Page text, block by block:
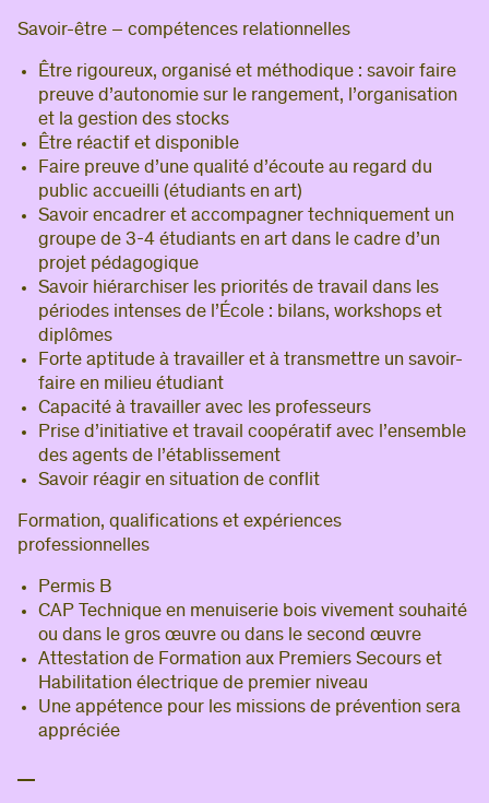
Savoir-être – compétences relationnelles
Être rigoureux, organisé et méthodique : savoir faire
preuve d’autonomie sur le rangement, l’organisation
et la gestion des stocks
Être réactif et disponible
Faire preuve d’une qualité d’écoute au regard du
public accueilli (étudiants en art)
Savoir encadrer et accompagner techniquement un
groupe de 3-4 étudiants en art dans le cadre d’un
projet pédagogique
Savoir hiérarchiser les priorités de travail dans les
périodes intenses de l’École : bilans, workshops et
diplômes
Forte aptitude à travailler et à transmettre un savoir-
faire en milieu étudiant
Capacité à travailler avec les professeurs
Prise d’initiative et travail coopératif avec l’ensemble
des agents de l’établissement
Savoir réagir en situation de conflit
Formation, qualifications et expériences
professionnelles
Permis B
CAP Technique en menuiserie bois vivement souhaité
ou dans le gros œuvre ou dans le second œuvre
Attestation de Formation aux Premiers Secours et
Habilitation électrique de premier niveau
Une appétence pour les missions de prévention sera
appréciée